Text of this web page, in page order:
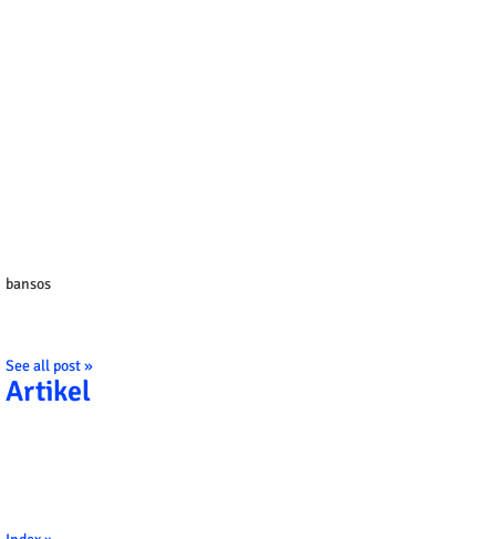
bansos
See all post »
Artikel